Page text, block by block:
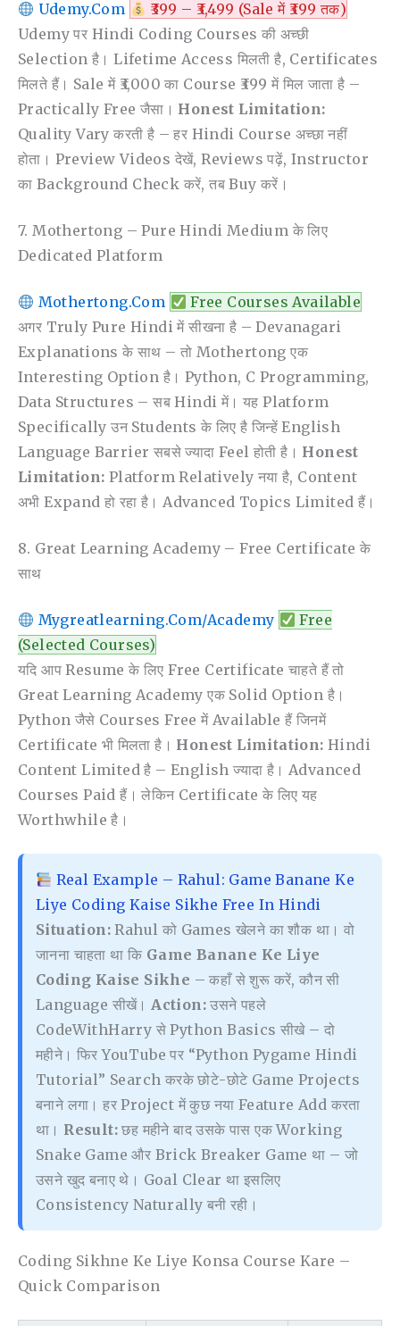
Udemy.com
₹399 – ₹3,499 (Sale में ₹399 तक)
Udemy पर Hindi Coding Courses की अच्छी
Selection है। Lifetime Access मिलती है, Certificates
मिलते हैं। Sale में ₹3,000 का Course ₹399 में मिल जाता है –
Practically Free जैसा। Honest Limitation:
Quality Vary करती है – हर Hindi Course अच्छा नहीं
होता। Preview Videos देखें, Reviews पढ़ें, Instructor
का Background Check करें, तब Buy करें।
7. Mothertong – Pure Hindi Medium के लिए
Dedicated Platform
Mothertong.com
Free Courses Available
अगर Truly Pure Hindi में सीखना है – Devanagari
Explanations के साथ – तो Mothertong एक
Interesting Option है। Python, C Programming,
Data Structures – सब Hindi में। यह Platform
Specifically उन Students के लिए है जिन्हें English
Language Barrier सबसे ज्यादा Feel होती है। Honest
Limitation: Platform Relatively नया है, Content
अभी Expand हो रहा है। Advanced Topics Limited हैं।
8. Great Learning Academy – Free Certificate के
साथ
Mygreatlearning.com/academy
Free
(Selected Courses)
यदि आप Resume के लिए Free Certificate चाहते हैं तो
Great Learning Academy एक Solid Option है।
Python जैसे Courses Free में Available हैं जिनमें
Certificate भी मिलता है। Honest Limitation: Hindi
Content Limited है – English ज्यादा है। Advanced
Courses Paid हैं। लेकिन Certificate के लिए यह
Worthwhile है।
Real Example – Rahul: Game Banane Ke
Liye Coding Kaise Sikhe Free In Hindi
Situation: Rahul को Games खेलने का शौक था। वो
जानना चाहता था कि Game Banane Ke Liye
Coding Kaise Sikhe – कहाँ से शुरू करें, कौन सी
Language सीखें।Action: उसने पहले
CodeWithHarry से Python Basics सीखे – दो
महीने। फिर YouTube पर “Python Pygame Hindi
Tutorial” Search करके छोटे-छोटे Game Projects
बनाने लगा। हर Project में कुछ नया Feature Add करता
था। Result: छह महीने बाद उसके पास एक Working
Snake Game और Brick Breaker Game था – जो
उसने खुद बनाए थे। Goal Clear था इसलिए
Consistency Naturally बनी रही।
Coding Sikhne Ke Liye Konsa Course Kare –
Quick Comparison